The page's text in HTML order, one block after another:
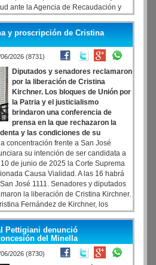
ante la Agencia de Recaudación y
miércoles. Su esposa Bettina
de mayo la solicitud, según reveló en
Alconada Mon. La norma permite
sanciones penales y ya fue utilizada
como Lázaro Báez. La
ARCA implica que estuvo evadiendo
y medio que lleva como funcionario
y ahora como jefe de Gabinete.
y proscripción de Cristina
06/2026 (8731)
Diputados y senadores reclamaron
por la liberación de Cristina
Kirchner. Los bloques de Unión por
la Patria y el justicialismo
brindaron una conferencia de
prensa en la que rechazaron la
y las condiciones de su
concentración frente a San José
su intención de ser candidata a
de junio de 2025 la Corte Suprema
Causa Vialidad. A las 16 habrá
José 1111. Senadores y diputados
la liberación de Cristina Kirchner.
Fernández de Kirchner, los
de Unión por la Patria y el
de prensa en la que
la líder justicialista y reclamaron por
Pettigiani denunció
del Minella
06/2026 (8730)